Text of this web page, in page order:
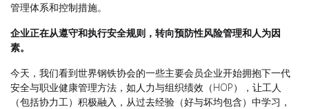
管理体系和控制措施。
企业正在从遵守和执行安全规则，转向预防性风险管理和人为因
素。
今天，我们看到世界钢铁协会的一些主要会员企业开始拥抱下一代
安全与职业健康管理方法，如人力与组织绩效（HOP），让工人
（包括协力工）积极融入，从过去经验（好与坏均包含）中学习，